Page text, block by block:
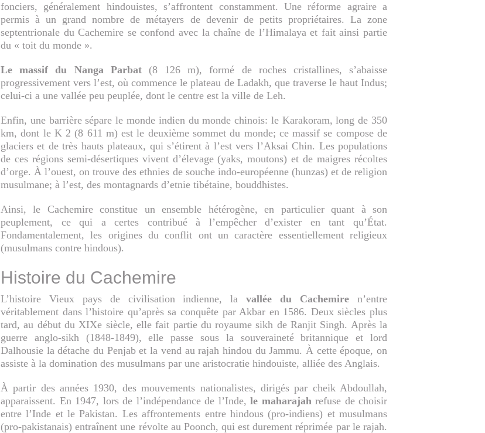
fonciers, généralement hindouistes, s’affrontent constamment. Une réforme agraire a
permis à un grand nombre de métayers de devenir de petits propriétaires. La zone
septentrionale du Cachemire se confond avec la chaîne de l’Himalaya et fait ainsi partie
du « toit du monde ».
Le massif du Nanga Parbat(8 126 m), formé de roches cristallines, s’abaisse
progressivement vers l’est, où commence le plateau de Ladakh, que traverse le haut Indus;
celui-ci a une vallée peu peuplée, dont le centre est la ville de Leh.
Enfin, une barrière sépare le monde indien du monde chinois: le Karakoram, long de 350
km, dont le K 2 (8 611 m) est le deuxième sommet du monde; ce massif se compose de
glaciers et de très hauts plateaux, qui s’étirent à l’est vers l’Aksai Chin. Les populations
de ces régions semi-désertiques vivent d’élevage (yaks, moutons) et de maigres récoltes
d’orge. À l’ouest, on trouve des ethnies de souche indo-européenne (hunzas) et de religion
musulmane; à l’est, des montagnards d’etnie tibétaine, bouddhistes.
Ainsi, le Cachemire constitue un ensemble hétérogène, en particulier quant à son
peuplement, ce qui a certes contribué à l’empêcher d’exister en tant qu’État.
Fondamentalement, les origines du conflit ont un caractère essentiellement religieux
(musulmans contre hindous).
Histoire du Cachemire
L’histoire Vieux pays de civilisation indienne, lavallée du Cachemire n’entre
véritablement dans l’histoire qu’après sa conquête par Akbar en 1586. Deux siècles plus
tard, au début du XIXe siècle, elle fait partie du royaume sikh de Ranjit Singh. Après la
guerre anglo-sikh (1848-1849), elle passe sous la souveraineté britannique et lord
Dalhousie la détache du Penjab et la vend au rajah hindou du Jammu. À cette époque, on
assiste à la domination des musulmans par une aristocratie hindouiste, alliée des Anglais.
À partir des années 1930, des mouvements nationalistes, dirigés par cheik Abdoullah,
apparaissent. En 1947, lors de l’indépendance de l’Inde, le maharajahrefuse de choisir
entre l’Inde et le Pakistan. Les affrontements entre hindous (pro-indiens) et musulmans
(pro-pakistanais) entraînent une révolte au Poonch, qui est durement réprimée par le rajah.